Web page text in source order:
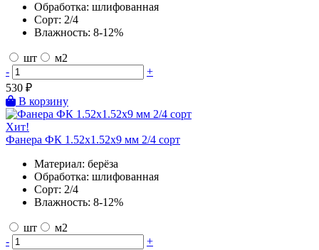
Обработка: шлифованная
Сорт: 2/4
Влажность: 8-12%
шт
м2
-
+
530 ₽
В корзину
Хит!
Фанера ФК 1.52х1.52х9 мм 2/4 сорт
Материал: берёза
Обработка: шлифованная
Сорт: 2/4
Влажность: 8-12%
шт
м2
-
+